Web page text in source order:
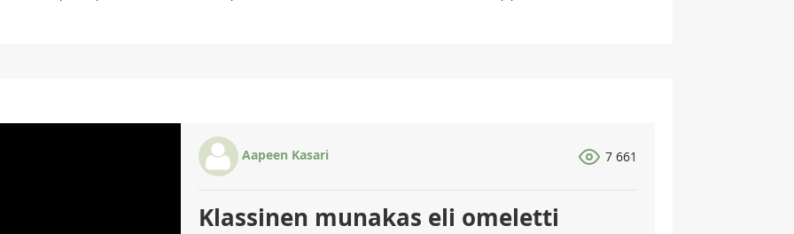
Aapeen Kasari 7 661
Klassinen munakas eli omeletti